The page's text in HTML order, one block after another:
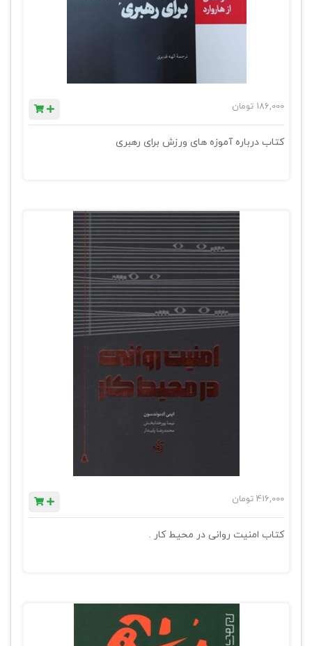
186,000 تومان
کتاب درباره آموزه های ورزش برای رهبری
416,000 تومان
کتاب امنیت روانی در محیط کار .